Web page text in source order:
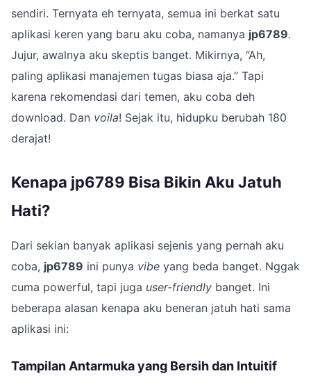
sendiri. Ternyata eh ternyata, semua ini berkat satu
aplikasi keren yang baru aku coba, namanya jp6789.
Jujur, awalnya aku skeptis banget. Mikirnya, “Ah,
paling aplikasi manajemen tugas biasa aja.” Tapi
karena rekomendasi dari temen, aku coba deh
download. Dan voila! Sejak itu, hidupku berubah 180
derajat!
Kenapa jp6789 Bisa Bikin Aku Jatuh
Hati?
Dari sekian banyak aplikasi sejenis yang pernah aku
coba, jp6789 ini punya vibe yang beda banget. Nggak
cuma powerful, tapi juga user-friendly banget. Ini
beberapa alasan kenapa aku beneran jatuh hati sama
aplikasi ini:
Tampilan Antarmuka yang Bersih dan Intuitif